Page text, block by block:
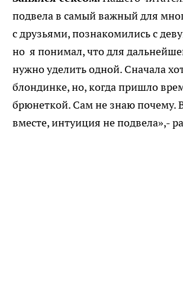
подвела в самый важный для
с друзьями, познакомились с
но я понимал, что для
нужно уделить одной. Сначала
блондинке, но, когда пришло
брюнеткой. Сам не знаю почему.
вместе, интуиция не подвела»,-